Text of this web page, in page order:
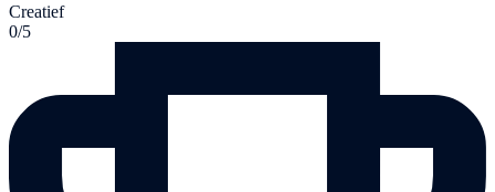
Creatief
0/5